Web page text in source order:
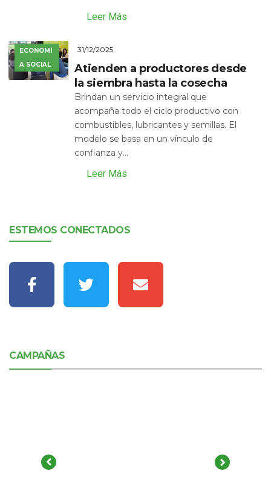
Leer Más
ECONOMÍ
A SOCIAL
31/12/2025
Atienden a productores desde
la siembra hasta la cosecha
Brindan un servicio integral que
acompaña todo el ciclo productivo con
combustibles, lubricantes y semillas. El
modelo se basa en un vínculo de
confianza y...
Leer Más
ESTEMOS CONECTADOS
CAMPAÑAS